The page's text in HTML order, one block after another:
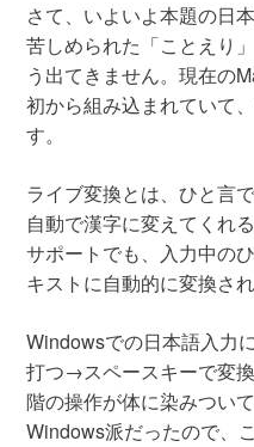
さて、いよいよ本題の日
苦しめられた「ことえり
う出てきません。現在の
初から組み込まれていて
す。
ライブ変換とは、ひと言
自動で漢字に変えてくれ
サポートでも、入力中の
キストに自動的に変換さ
Windowsでの日本語入力
打つ→スペースキーで変
階の操作が体に染みつい
Windows派だったので、